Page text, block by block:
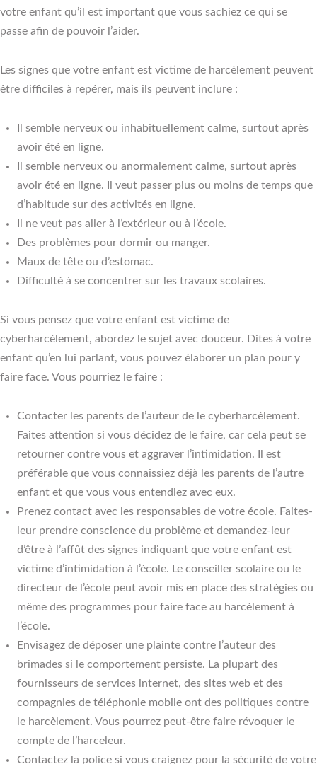
votre enfant qu’il est important que vous sachiez ce qui se
passe afin de pouvoir l’aider.
Les signes que votre enfant est victime de harcèlement peuvent
être difficiles à repérer, mais ils peuvent inclure :
Il semble nerveux ou inhabituellement calme, surtout après
avoir été en ligne.
Il semble nerveux ou anormalement calme, surtout après
avoir été en ligne. Il veut passer plus ou moins de temps que
d’habitude sur des activités en ligne.
Il ne veut pas aller à l’extérieur ou à l’école.
Des problèmes pour dormir ou manger.
Maux de tête ou d’estomac.
Difficulté à se concentrer sur les travaux scolaires.
Si vous pensez que votre enfant est victime de
cyberharcèlement, abordez le sujet avec douceur. Dites à votre
enfant qu’en lui parlant, vous pouvez élaborer un plan pour y
faire face. Vous pourriez le faire :
Contacter les parents de l’auteur de le cyberharcèlement.
Faites attention si vous décidez de le faire, car cela peut se
retourner contre vous et aggraver l’intimidation. Il est
préférable que vous connaissiez déjà les parents de l’autre
enfant et que vous vous entendiez avec eux.
Prenez contact avec les responsables de votre école. Faites-
leur prendre conscience du problème et demandez-leur
d’être à l’affût des signes indiquant que votre enfant est
victime d’intimidation à l’école. Le conseiller scolaire ou le
directeur de l’école peut avoir mis en place des stratégies ou
même des programmes pour faire face au harcèlement à
l’école.
Envisagez de déposer une plainte contre l’auteur des
brimades si le comportement persiste. La plupart des
fournisseurs de services internet, des sites web et des
compagnies de téléphonie mobile ont des politiques contre
le harcèlement. Vous pourrez peut-être faire révoquer le
compte de l’harceleur.
Contactez la police si vous craignez pour la sécurité de votre